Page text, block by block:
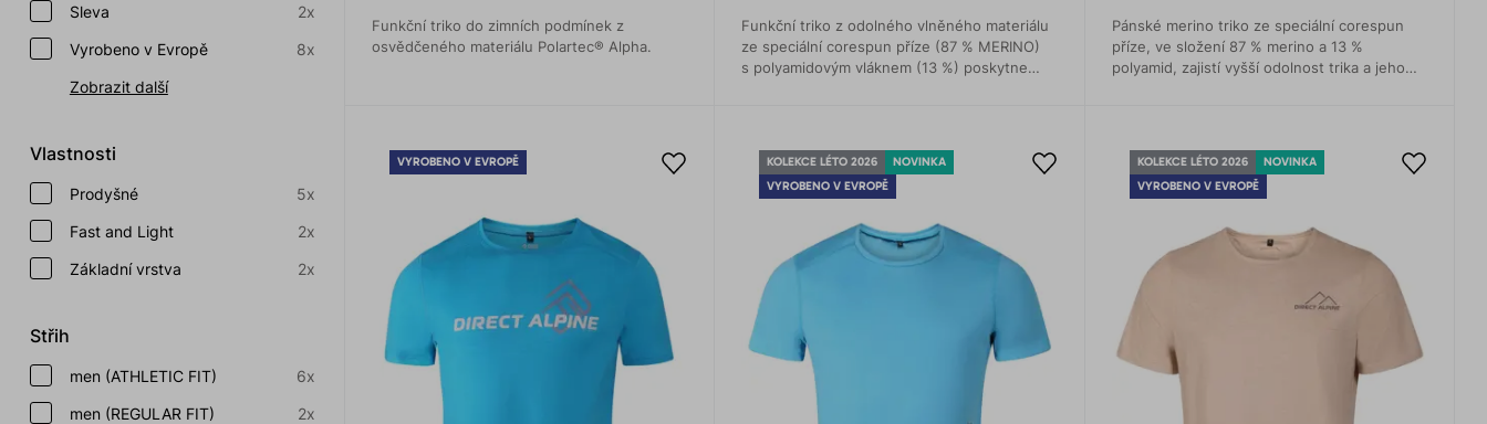
Sleva
2x
Vyrobeno v Evropě
8x
Zobrazit další
Vlastnosti
Prodyšné
5x
Fast and Light
2x
Základní vrstva
2x
Střih
men (ATHLETIC FIT)
6x
men (REGULAR FIT)
2x
Funkční triko do zimních podmínek z
osvědčeného materiálu Polartec® Alpha.
Funkční triko z odolného vlněného materiálu
ze speciální corespun příze (87 % MERINO)
s polyamidovým vláknem (13 %) poskytne
Pánské merino triko ze speciální corespun
příze, ve složení 87 % merino a 13 %
polyamid, zajistí vyšší odolnost trika a jeho
VYROBENO V EVROPĚ KOLEKCE LÉTO 2026
NOVINKA
VYROBENO V EVROPĚ
KOLEKCE LÉTO 2026
NOVINKA
VYROBENO V EVROPĚ